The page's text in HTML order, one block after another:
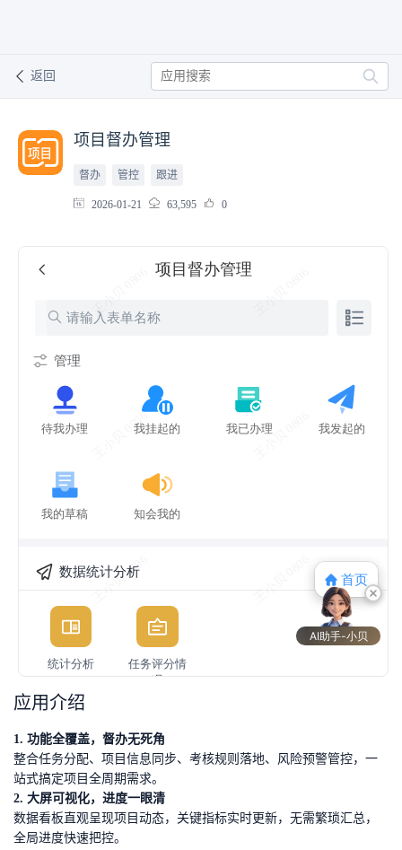
返回
项目督办管理
督办 管控 跟进
2026-01-21 63,595 0
应用介绍
1. 功能全覆盖，督办无死角
整合任务分配、项目信息同步、考核规则落地、风险预警管控，一
站式搞定项目全周期需求。
2. 大屏可视化，进度一眼清
数据看板直观呈现项目动态，关键指标实时更新，无需繁琐汇总，
全局进度快速把控。